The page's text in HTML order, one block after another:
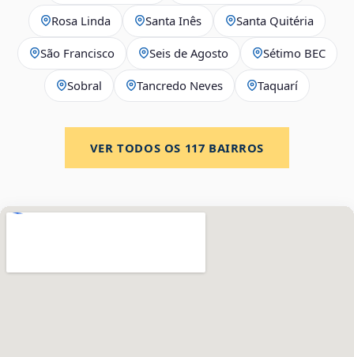
Rosa Linda Santa Inês Santa Quitéria
São Francisco Seis de Agosto Sétimo BEC
Sobral Tancredo Neves Taquarí
VER TODOS OS 117 BAIRROS